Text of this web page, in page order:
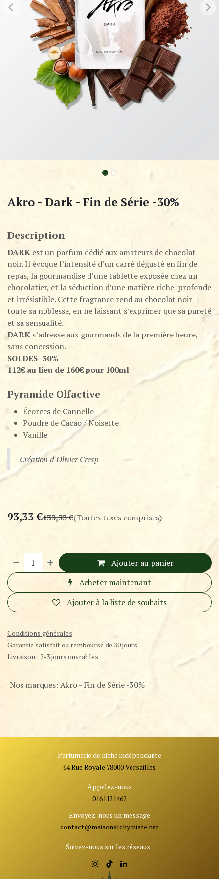
Akro - Dark - Fin de Série -30%
Description
DARK est un parfum dédié aux amateurs de chocolat
noir. Il évoque l’intensité d’un carré dégusté en fin de
repas, la gourmandise d’une tablette exposée chez un
chocolatier, et la séduction d’une matière riche, profonde
et irrésistible. Cette fragrance rend au chocolat noir
toute sa noblesse, en ne laissant s’exprimer que sa pureté
et sa sensualité.
DARK s’adresse aux gourmands de la première heure,
sans concession.
SOLDES -30%
112€ au lieu de 160€ pour 100ml
Pyramide Olfactive
Écorces de Cannelle
Poudre de Cacao / Noisette
Vanille
Création d'Olivier Cresp
93,33€133,33€(Toutes taxes comprises)
Ajouter au panier
Acheter maintenant
Ajouter à la liste de souhaits
Conditions générales
Garantie satisfait ou remboursé de 30 jours
Livraison : 2-3 jours ouvrables
Nos marques: Akro - Fin de Série -30%
Parfumerie de niche indépendante
64 Rue Royale 78000 Versailles
Appelez-nous
0161121462
Envoyez-nous un message
contact@maisonalchymiste.net
Suivez-nous sur les réseaux